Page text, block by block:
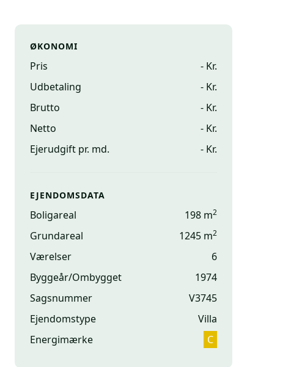
ØKONOMI
Pris
- Kr.
Udbetaling
- Kr.
Brutto
- Kr.
Netto
- Kr.
Ejerudgift pr. md.
- Kr.
EJENDOMSDATA
Boligareal 198 m2
Grundareal 1245 m2
Værelser
6
Byggeår/Ombygget
1974
Sagsnummer
V3745
Ejendomstype
Villa
Energimærke
C